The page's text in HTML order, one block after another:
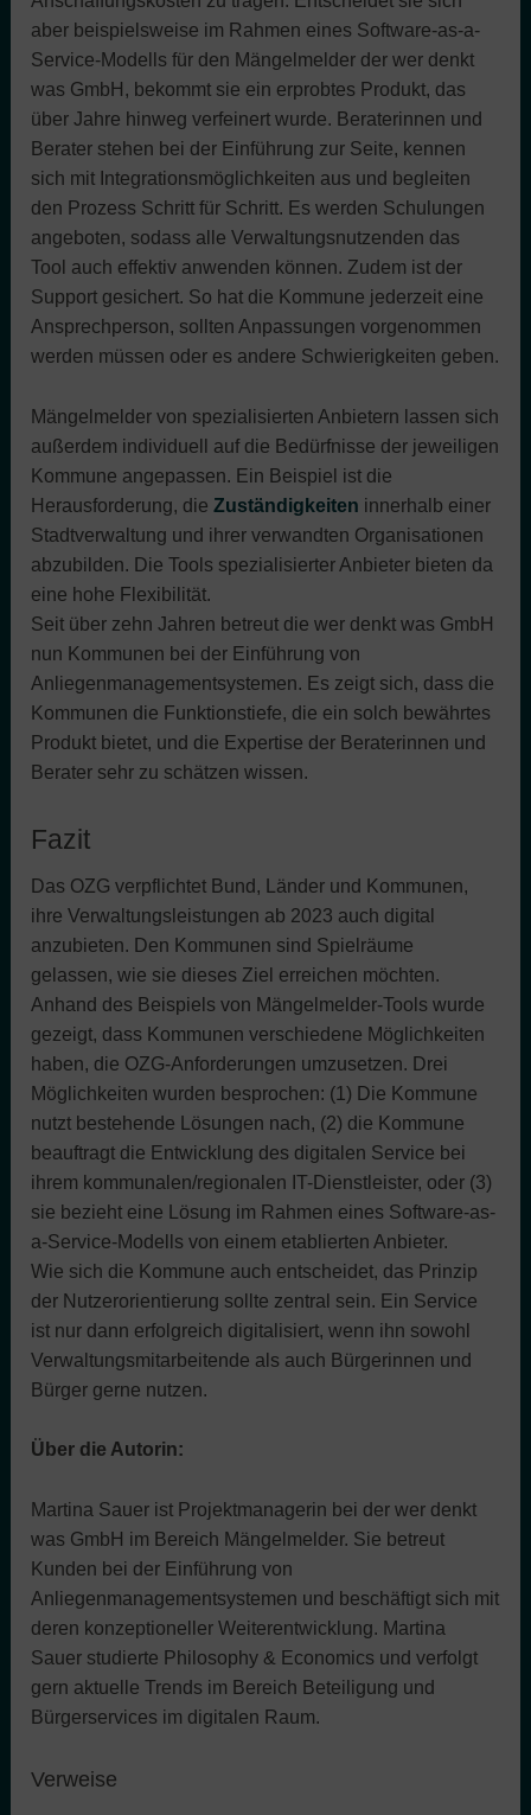
aber beispielsweise im Rahmen eines Software-as-a-
Service-Modells für den Mängelmelder der wer denkt
was GmbH, bekommt sie ein erprobtes Produkt, das
über Jahre hinweg verfeinert wurde. Beraterinnen und
Berater stehen bei der Einführung zur Seite, kennen
sich mit Integrationsmöglichkeiten aus und begleiten
den Prozess Schritt für Schritt. Es werden Schulungen
angeboten, sodass alle Verwaltungsnutzenden das
Tool auch effektiv anwenden können. Zudem ist der
Support gesichert. So hat die Kommune jederzeit eine
Ansprechperson, sollten Anpassungen vorgenommen
werden müssen oder es andere Schwierigkeiten geben.
Mängelmelder von spezialisierten Anbietern lassen sich
außerdem individuell auf die Bedürfnisse der jeweiligen
Kommune angepassen. Ein Beispiel ist die
Herausforderung, dieZuständigkeiten innerhalb einer
Stadtverwaltung und ihrer verwandten Organisationen
abzubilden. Die Tools spezialisierter Anbieter bieten da
eine hohe Flexibilität.
Seit über zehn Jahren betreut die wer denkt was GmbH
nun Kommunen bei der Einführung von
Anliegenmanagementsystemen. Es zeigt sich, dass die
Kommunen die Funktionstiefe, die ein solch bewährtes
Produkt bietet, und die Expertise der Beraterinnen und
Berater sehr zu schätzen wissen.
Fazit
Das OZG verpflichtet Bund, Länder und Kommunen,
ihre Verwaltungsleistungen ab 2023 auch digital
anzubieten. Den Kommunen sind Spielräume
gelassen, wie sie dieses Ziel erreichen möchten.
Anhand des Beispiels von Mängelmelder-Tools wurde
gezeigt, dass Kommunen verschiedene Möglichkeiten
haben, die OZG-Anforderungen umzusetzen. Drei
Möglichkeiten wurden besprochen: (1) Die Kommune
nutzt bestehende Lösungen nach, (2) die Kommune
beauftragt die Entwicklung des digitalen Service bei
ihrem kommunalen/regionalen IT-Dienstleister, oder (3)
sie bezieht eine Lösung im Rahmen eines Software-as-
a-Service-Modells von einem etablierten Anbieter.
Wie sich die Kommune auch entscheidet, das Prinzip
der Nutzerorientierung sollte zentral sein. Ein Service
ist nur dann erfolgreich digitalisiert, wenn ihn sowohl
Verwaltungsmitarbeitende als auch Bürgerinnen und
Bürger gerne nutzen.
Über die Autorin:
Martina Sauer ist Projektmanagerin bei der wer denkt
was GmbH im Bereich Mängelmelder. Sie betreut
Kunden bei der Einführung von
Anliegenmanagementsystemen und beschäftigt sich mit
deren konzeptioneller Weiterentwicklung. Martina
Sauer studierte Philosophy & Economics und verfolgt
gern aktuelle Trends im Bereich Beteiligung und
Bürgerservices im digitalen Raum.
Verweise